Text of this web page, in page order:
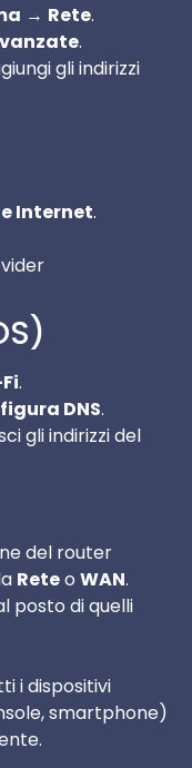
→ Rete.
.
gli indirizzi
Internet.
.
DNS.
gli indirizzi del
del router
Reteo WAN.
posto di quelli
i dispositivi
smartphone)